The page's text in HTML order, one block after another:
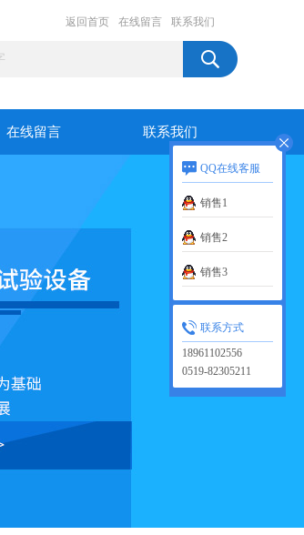
返回首页 在线留言 联系我们
在线留言 联系我们
QQ在线客服
销售1
销售2
销售3
联系方式
18961102556
0519-82305211